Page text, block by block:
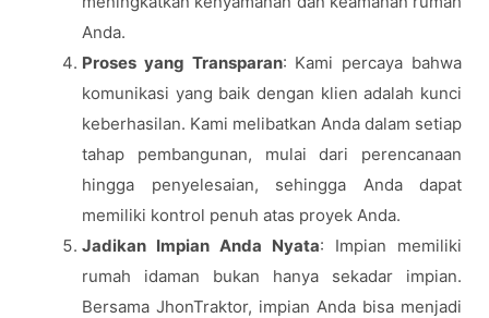
Anda.
Proses yang Transparan: Kami percaya bahwa
komunikasi yang baik dengan klien adalah kunci
keberhasilan. Kami melibatkan Anda dalam setiap
tahap pembangunan, mulai dari perencanaan
hingga penyelesaian, sehingga Anda dapat
memiliki kontrol penuh atas proyek Anda.
Jadikan Impian Anda Nyata: Impian memiliki
rumah idaman bukan hanya sekadar impian.
Bersama JhonTraktor, impian Anda bisa menjadi